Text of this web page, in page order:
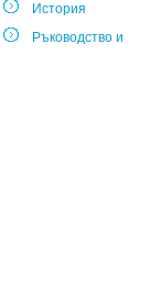
История
Ръководство и